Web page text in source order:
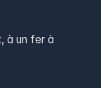
à un fer à